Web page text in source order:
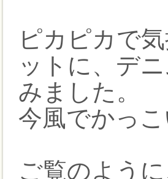
ピカピカで
ットに、デ
みました。
今風でかっ
ご覧のよう